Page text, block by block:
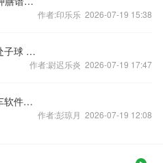
作者:印乐乐 2026-07-19 15:38
天价外援爆发！5000万欧标王处子球 拉米打爆全北
作者:尉迟乐炎 2026-07-19 17:47
亚马逊旗下Zoox自动驾驶出租车软件召回：车辆无法识别浓烟并驶入烟雾区域
作者:彭琼月 2026-07-19 12:08